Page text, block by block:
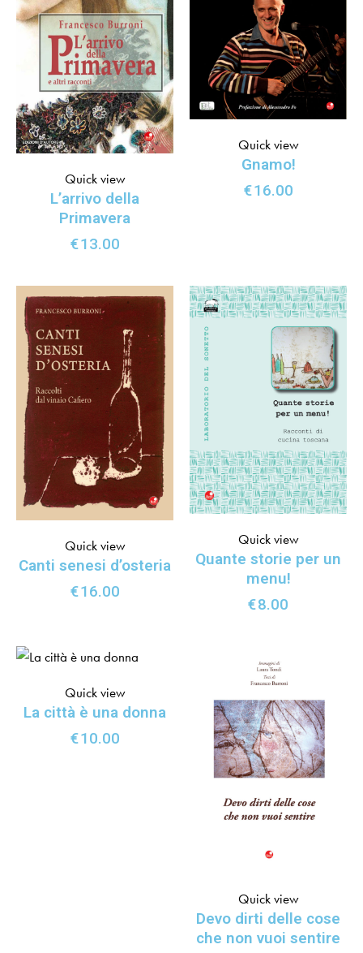
L’arrivo della
Primavera
€13.00
Quick view
Gnamo!
€16.00
Quick view
Canti senesi d’osteria
€16.00
Quick view
Quante storie per un
menu!
€8.00
Quick view
La città è una donna
€10.00
Quick view
Devo dirti delle cose
che non vuoi sentire
Quick view